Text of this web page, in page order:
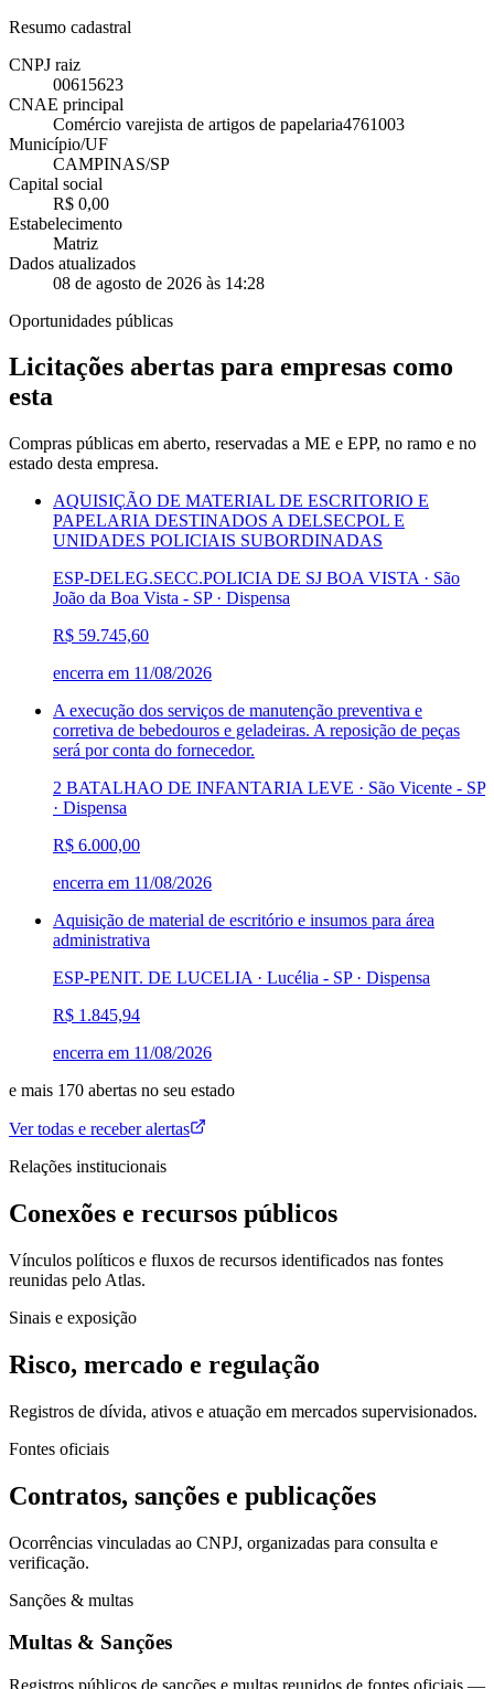
Resumo cadastral
CNPJ raiz
00615623
CNAE principal
Comércio varejista de artigos de papelaria4761003
Município/UF
CAMPINAS/SP
Capital social
R$ 0,00
Estabelecimento
Matriz
Dados atualizados
08 de agosto de 2026 às 14:28
Oportunidades públicas
Licitações abertas para empresas como
esta
Compras públicas em aberto, reservadas a ME e EPP, no ramo e no
estado desta empresa.
AQUISIÇÃO DE MATERIAL DE ESCRITORIO E
PAPELARIA DESTINADOS A DELSECPOL E
UNIDADES POLICIAIS SUBORDINADAS
ESP-DELEG.SECC.POLICIA DE SJ BOA VISTA · São
João da Boa Vista - SP· Dispensa
R$ 59.745,60
encerra em 11/08/2026
A execução dos serviços de manutenção preventiva e
corretiva de bebedouros e geladeiras. A reposição de peças
será por conta do fornecedor.
2 BATALHAO DE INFANTARIA LEVE · São Vicente - SP
· Dispensa
R$ 6.000,00
encerra em 11/08/2026
Aquisição de material de escritório e insumos para área
administrativa
ESP-PENIT. DE LUCELIA · Lucélia - SP· Dispensa
R$ 1.845,94
encerra em 11/08/2026
e mais 170 abertas no seu estado
Ver todas e receber alertas
Relações institucionais
Conexões e recursos públicos
Vínculos políticos e fluxos de recursos identificados nas fontes
reunidas pelo Atlas.
Sinais e exposição
Risco, mercado e regulação
Registros de dívida, ativos e atuação em mercados supervisionados.
Fontes oficiais
Contratos, sanções e publicações
Ocorrências vinculadas ao CNPJ, organizadas para consulta e
verificação.
Sanções & multas
Multas & Sanções